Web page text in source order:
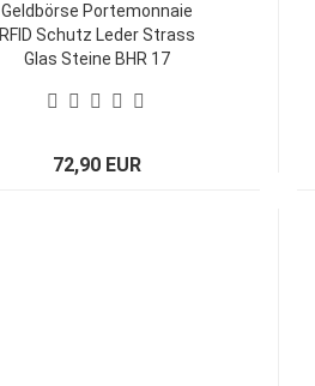
Geldbörse Portemonnaie
RFID Schutz Leder Strass
Glas Steine BHR 17
72,90 EUR